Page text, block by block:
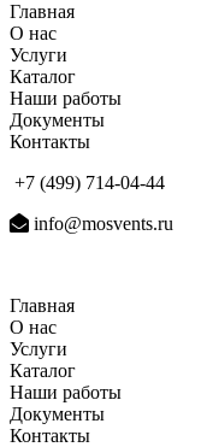
Главная
О нас
Услуги
Каталог
Наши работы
Документы
Контакты
+7 (499) 714-04-44
info@mosvents.ru
Главная
О нас
Услуги
Каталог
Наши работы
Документы
Контакты